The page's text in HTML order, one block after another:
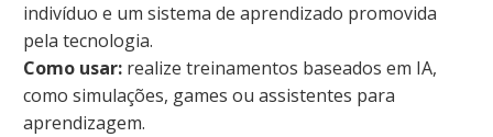
indivíduo e um sistema de aprendizado promovida
pela tecnologia.
Como usar: realize treinamentos baseados em IA,
como simulações, games ou assistentes para
aprendizagem.